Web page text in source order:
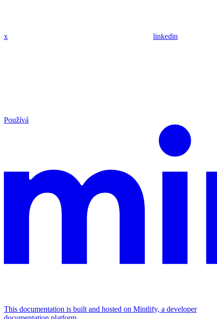
x linkedin
Používá
This documentation is built and hosted on Mintlify, a developer